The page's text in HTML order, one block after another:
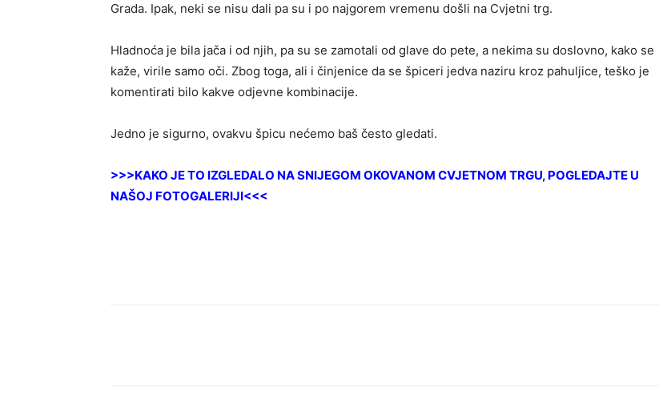
Grada. Ipak, neki se nisu dali pa su i po najgorem vremenu došli na Cvjetni trg.
Hladnoća je bila jača i od njih, pa su se zamotali od glave do pete, a nekima su doslovno, kako se
kaže, virile samo oči. Zbog toga, ali i činjenice da se špiceri jedva naziru kroz pahuljice, teško je
komentirati bilo kakve odjevne kombinacije.
Jedno je sigurno, ovakvu špicu nećemo baš često gledati.
>>>KAKO JE TO IZGLEDALO NA SNIJEGOM OKOVANOM CVJETNOM TRGU, POGLEDAJTE U
NAŠOJ FOTOGALERIJI<<<